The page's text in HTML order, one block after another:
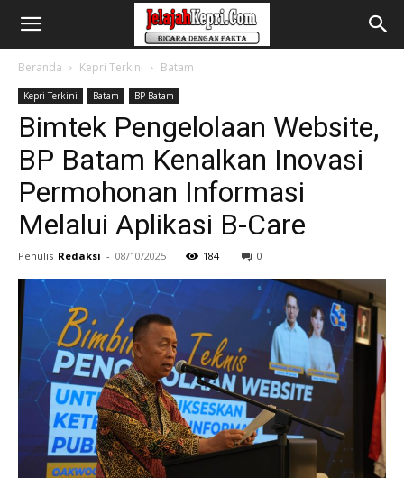
Beranda Kepri Terkini Batam
Kepri Terkini Batam BP Batam
Bimtek Pengelolaan Website,
BP Batam Kenalkan Inovasi
Permohonan Informasi
Melalui Aplikasi B-Care
Penulis Redaksi - 08/10/2025 184 0